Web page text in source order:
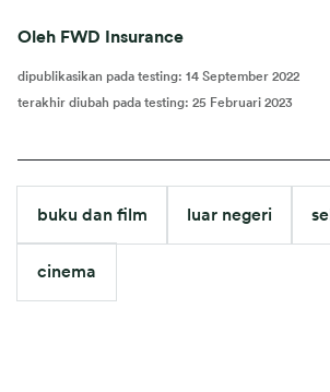
Oleh FWD Insurance
dipublikasikan pada testing: 14 September 2022
terakhir diubah pada testing: 25 Februari 2023
buku dan film luar negeri
cinema